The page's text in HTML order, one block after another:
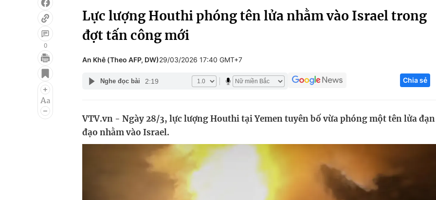
Infographic
Điện ảnh
Âm nhạc
Du lịch
Chất lượng cuộc sống
Tuyển sinh
Hitech Công
Thị trường
Tư vấn
0
Lực lượng Houthi phóng tên lửa nhằm vào Israel trong
đợt tấn công mới
An Khê (Theo AFP, DW)29/03/2026 17:40 GMT+7
Nghe đọc bài 2:19 Chia sẻ
VTV.vn - Ngày 28/3, lực lượng Houthi tại Yemen tuyên bố vừa phóng một tên lửa đạn
đạo nhằm vào Israel.